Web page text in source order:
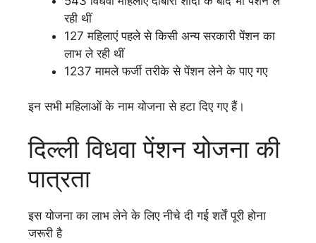
रही थीं
127 महिलाएं पहले से किसी अन्य सरकारी पेंशन का
लाभ ले रही थीं
1237 मामले फर्जी तरीके से पेंशन लेने के पाए गए
इन सभी महिलाओं के नाम योजना से हटा दिए गए हैं।
दिल्ली विधवा पेंशन योजना की
पात्रता
इस योजना का लाभ लेने के लिए नीचे दी गई शर्तें पूरी होना
जरूरी है